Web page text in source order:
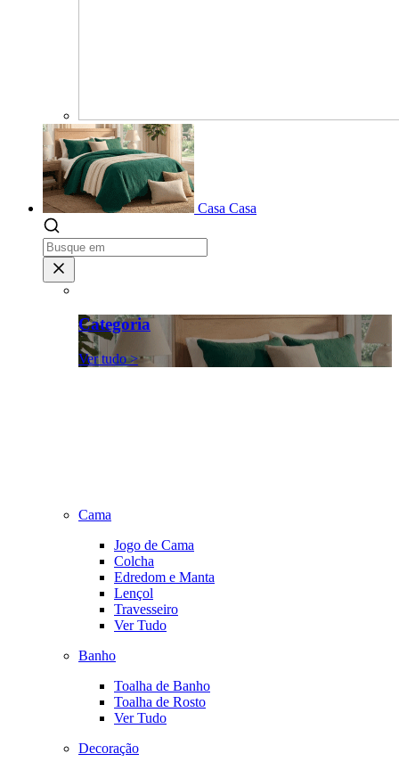
Casa Casa
Categoria
Ver tudo >
Cama
Jogo de Cama
Colcha
Edredom e Manta
Lençol
Travesseiro
Ver Tudo
Banho
Toalha de Banho
Toalha de Rosto
Ver Tudo
Decoração